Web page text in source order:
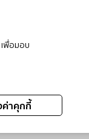
พื่อมอบ
ค่าคุกกี้